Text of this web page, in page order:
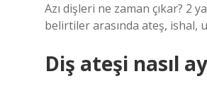
Azı dişleri ne zaman çıkar? 2
belirtiler arasında ateş, ishal,
Diş ateşi nasıl